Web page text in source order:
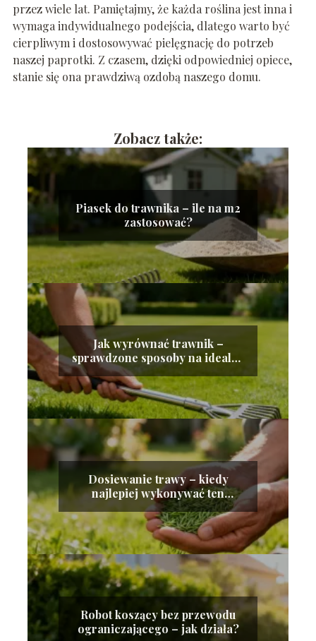
przez wiele lat. Pamiętajmy, że każda roślina jest inna i
wymaga indywidualnego podejścia, dlatego warto być
cierpliwym i dostosowywać pielęgnację do potrzeb
naszej paprotki. Z czasem, dzięki odpowiedniej opiece,
stanie się ona prawdziwą ozdobą naszego domu.
Zobacz także:
Piasek do trawnika – ile na m2
zastosować?
Jak wyrównać trawnik –
sprawdzone sposoby na idealną
murawę
Dosiewanie trawy – kiedy
najlepiej wykonywać ten
zabieg?
Robot koszący bez przewodu
ograniczającego – jak działa?